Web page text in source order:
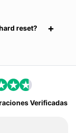
reset?
Verificadas